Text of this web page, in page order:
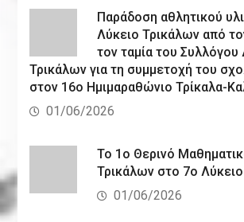
Παράδοση αθλητικού
Λύκειο Τρικάλων από
τον ταμία του
Τρικάλων για τη συμμετοχή του
στον 16ο Ημιμαραθώνιο Τρίκαλα-
01/06/2026
Το 1ο Θερινό
Τρικάλων στο 7ο
01/06/2026